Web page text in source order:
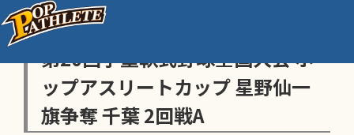
センス・トラストトーナメント
第20回学童軟式野球全国大会 ポ
ップアスリートカップ 星野仙一
旗争奪 千葉 2回戦A